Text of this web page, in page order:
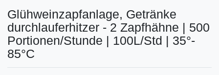
Glühweinzapfanlage, Getränke
durchlauferhitzer - 2 Zapfhähne | 500
Portionen/Stunde | 100L/Std | 35°-
85°C